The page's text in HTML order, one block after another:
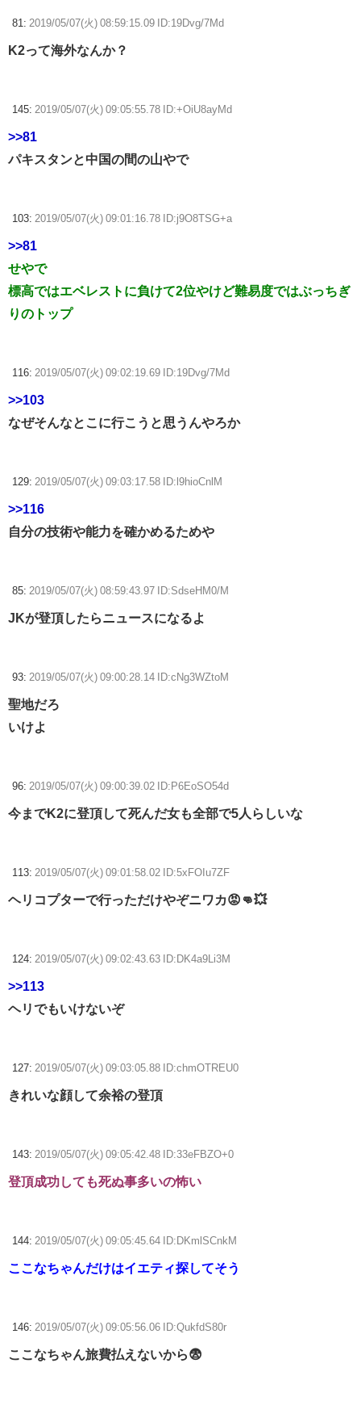
81: 2019/05/07(火) 08:59:15.09 ID:19Dvg/7Md
K2って海外なんか？
145: 2019/05/07(火) 09:05:55.78 ID:+OiU8ayMd
>>81
パキスタンと中国の間の山やで
103: 2019/05/07(火) 09:01:16.78 ID:j9O8TSG+a
>>81
せやで
標高ではエベレストに負けて2位やけど難易度ではぶっちぎ
りのトップ
116: 2019/05/07(火) 09:02:19.69 ID:19Dvg/7Md
>>103
なぜそんなとこに行こうと思うんやろか
129: 2019/05/07(火) 09:03:17.58 ID:l9hioCnlM
>>116
自分の技術や能力を確かめるためや
85: 2019/05/07(火) 08:59:43.97 ID:SdseHM0/M
JKが登頂したらニュースになるよ
93: 2019/05/07(火) 09:00:28.14 ID:cNg3WZtoM
聖地だろ
いけよ
96: 2019/05/07(火) 09:00:39.02 ID:P6EoSO54d
今までK2に登頂して死んだ女も全部で5人らしいな
113: 2019/05/07(火) 09:01:58.02 ID:5xFOIu7ZF
ヘリコプターで行っただけやぞニワカ😡👊💥
124: 2019/05/07(火) 09:02:43.63 ID:DK4a9Li3M
>>113
ヘリでもいけないぞ
127: 2019/05/07(火) 09:03:05.88 ID:chmOTREU0
きれいな顔して余裕の登頂
143: 2019/05/07(火) 09:05:42.48 ID:33eFBZO+0
登頂成功しても死ぬ事多いの怖い
144: 2019/05/07(火) 09:05:45.64 ID:DKmlSCnkM
ここなちゃんだけはイエティ探してそう
146: 2019/05/07(火) 09:05:56.06 ID:QukfdS80r
ここなちゃん旅費払えないから😨